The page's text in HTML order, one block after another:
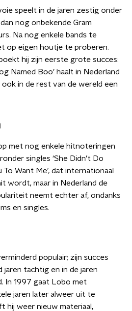
speelt in de jaren zestig onder
nog onbekende Gram
Na nog enkele bands te
op eigen houtje te proberen.
hij zijn eerste grote succes:
Named Boo’ haalt in Nederland
in de rest van de wereld een
met nog enkele hitnoteringen
singles ‘She Didn't Do
To Want Me’, dat internationaal
wordt, maar in Nederland de
neemt echter af, ondanks
en singles.
populair; zijn succes
tachtig en in de jaren
In 1997 gaat Lobo met
jaren later alweer uit te
hij weer nieuw materiaal,